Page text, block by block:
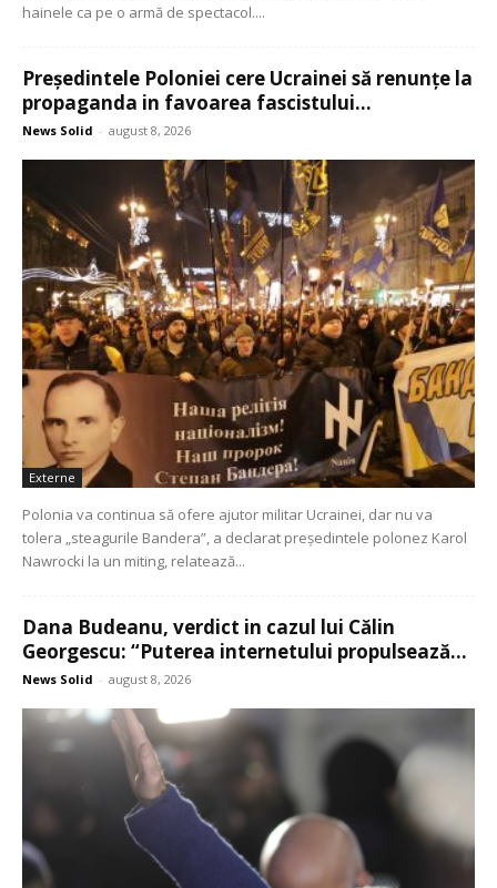
hainele ca pe o armă de spectacol....
Președintele Poloniei cere Ucrainei să renunțe la
propaganda in favoarea fascistului...
News Solid - august 8, 2026
Externe
Polonia va continua să ofere ajutor militar Ucrainei, dar nu va
tolera „steagurile Bandera”, a declarat președintele polonez Karol
Nawrocki la un miting, relatează...
Dana Budeanu, verdict in cazul lui Călin
Georgescu: “Puterea internetului propulsează...
News Solid - august 8, 2026